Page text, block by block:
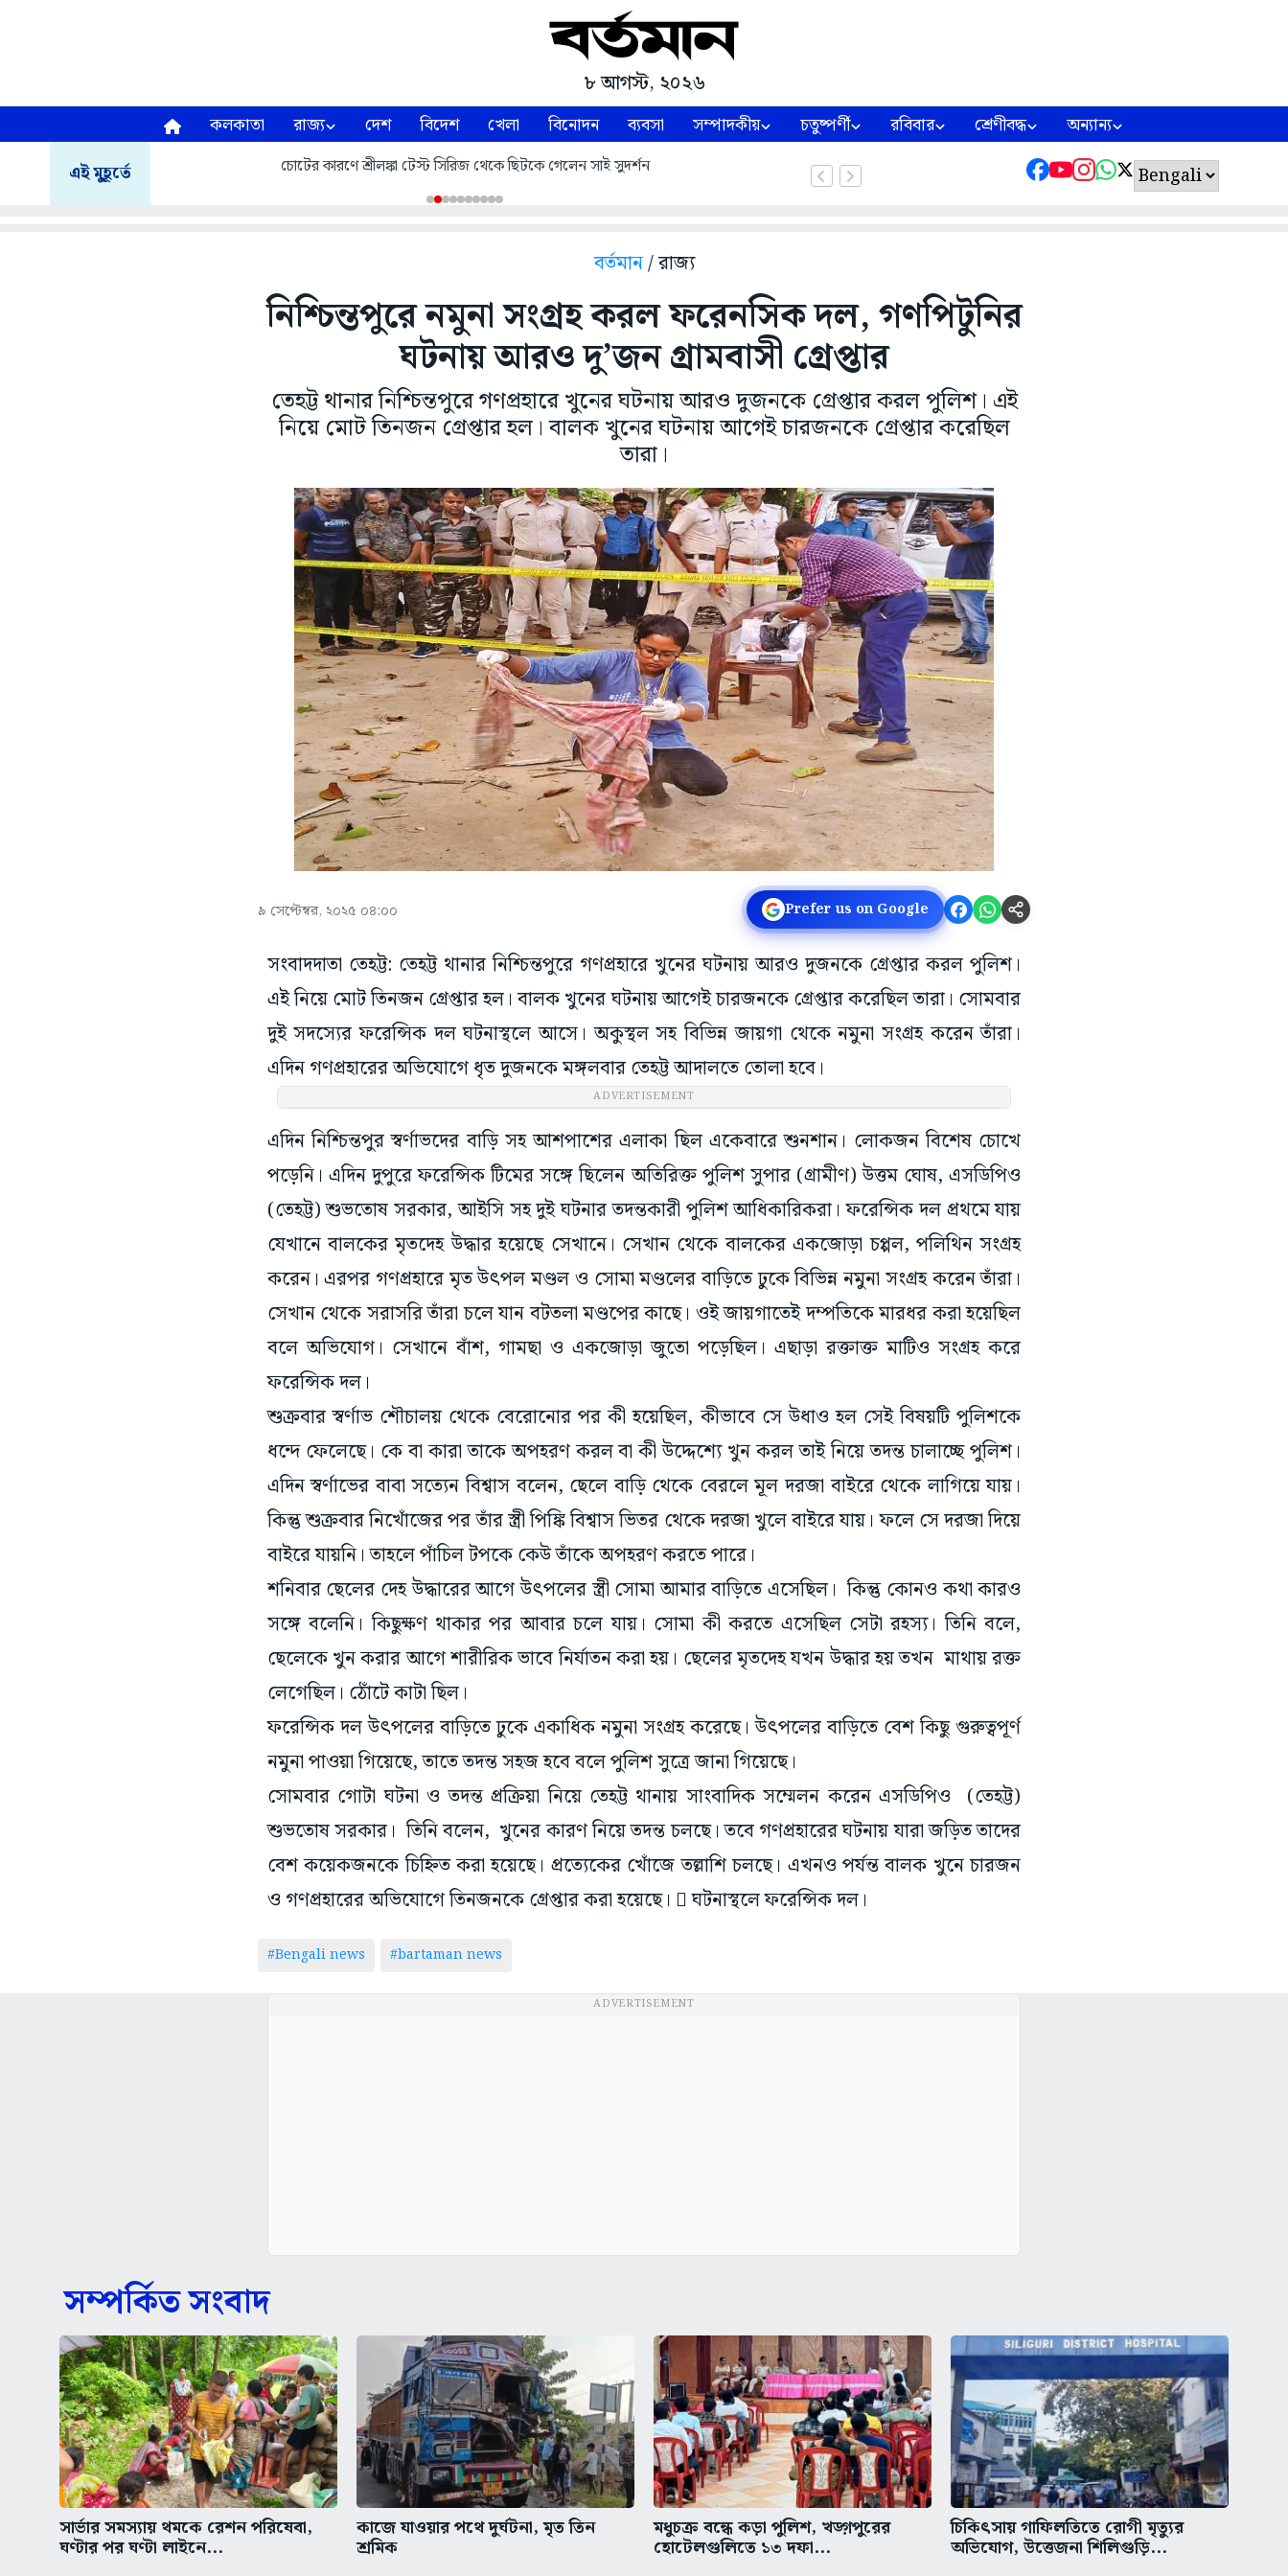
৮ আগস্ট, ২০২৬
কলকাতা রাজ্য দেশ বিদেশ খেলা বিনোদন ব্যবসা সম্পাদকীয় চতুষ্পর্ণী রবিবার শ্রেণীবদ্ধ অন্যান্য
এই মুহূর্তে চোটের কারণে শ্রীলঙ্কা টেস্ট সিরিজ থেকে ছিটকে গেলেন সাই সুদর্শন
বর্তমান/ রাজ্য
নিশ্চিন্তপুরে নমুনা সংগ্রহ করল ফরেনসিক দল, গণপিটুনির
ঘটনায় আরও দু’জন গ্রামবাসী গ্রেপ্তার
তেহট্ট থানার নিশ্চিন্তপুরে গণপ্রহারে খুনের ঘটনায় আরও দুজনকে গ্রেপ্তার করল পুলিশ। এই
নিয়ে মোট তিনজন গ্রেপ্তার হল। বালক খুনের ঘটনায় আগেই চারজনকে গ্রেপ্তার করেছিল
তারা।
৯ সেপ্টেম্বর, ২০২৫ ০৪:০০ Prefer us on Google
সংবাদদাতা তেহট্ট: তেহট্ট থানার নিশ্চিন্তপুরে গণপ্রহারে খুনের ঘটনায় আরও দুজনকে গ্রেপ্তার করল পুলিশ।
এই নিয়ে মোট তিনজন গ্রেপ্তার হল। বালক খুনের ঘটনায় আগেই চারজনকে গ্রেপ্তার করেছিল তারা। সোমবার
দুই সদস্যের ফরেন্সিক দল ঘটনাস্থলে আসে। অকুস্থল সহ বিভিন্ন জায়গা থেকে নমুনা সংগ্রহ করেন তাঁরা।
এদিন গণপ্রহারের অভিযোগে ধৃত দুজনকে মঙ্গলবার তেহট্ট আদালতে তোলা হবে।
এদিন নিশ্চিন্তপুর স্বর্ণাভদের বাড়ি সহ আশপাশের এলাকা ছিল একেবারে শুনশান। লোকজন বিশেষ চোখে
পড়েনি। এদিন দুপুরে ফরেন্সিক টিমের সঙ্গে ছিলেন অতিরিক্ত পুলিশ সুপার (গ্রামীণ) উত্তম ঘোষ, এসডিপিও
(তেহট্ট) শুভতোষ সরকার, আইসি সহ দুই ঘটনার তদন্তকারী পুলিশ আধিকারিকরা। ফরেন্সিক দল প্রথমে যায়
যেখানে বালকের মৃতদেহ উদ্ধার হয়েছে সেখানে। সেখান থেকে বালকের একজোড়া চপ্পল, পলিথিন সংগ্রহ
করেন। এরপর গণপ্রহারে মৃত উৎপল মণ্ডল ও সোমা মণ্ডলের বাড়িতে ঢুকে বিভিন্ন নমুনা সংগ্রহ করেন তাঁরা।
সেখান থেকে সরাসরি তাঁরা চলে যান বটতলা মণ্ডপের কাছে। ওই জায়গাতেই দম্পতিকে মারধর করা হয়েছিল
বলে অভিযোগ। সেখানে বাঁশ, গামছা ও একজোড়া জুতো পড়েছিল। এছাড়া রক্তাক্ত মাটিও সংগ্রহ করে
ফরেন্সিক দল।
শুক্রবার স্বর্ণাভ শৌচালয় থেকে বেরোনোর পর কী হয়েছিল, কীভাবে সে উধাও হল সেই বিষয়টি পুলিশকে
ধন্দে ফেলেছে। কে বা কারা তাকে অপহরণ করল বা কী উদ্দেশ্যে খুন করল তাই নিয়ে তদন্ত চালাচ্ছে পুলিশ।
এদিন স্বর্ণাভের বাবা সত্যেন বিশ্বাস বলেন, ছেলে বাড়ি থেকে বেরলে মূল দরজা বাইরে থেকে লাগিয়ে যায়।
কিন্তু শুক্রবার নিখোঁজের পর তাঁর স্ত্রী পিঙ্কি বিশ্বাস ভিতর থেকে দরজা খুলে বাইরে যায়। ফলে সে দরজা দিয়ে
বাইরে যায়নি। তাহলে পাঁচিল টপকে কেউ তাঁকে অপহরণ করতে পারে।
শনিবার ছেলের দেহ উদ্ধারের আগে উৎপলের স্ত্রী সোমা আমার বাড়িতে এসেছিল। কিন্তু কোনও কথা কারও
সঙ্গে বলেনি। কিছুক্ষণ থাকার পর আবার চলে যায়। সোমা কী করতে এসেছিল সেটা রহস্য। তিনি বলে,
ছেলেকে খুন করার আগে শারীরিক ভাবে নির্যাতন করা হয়। ছেলের মৃতদেহ যখন উদ্ধার হয় তখন মাথায় রক্ত
লেগেছিল। ঠোঁটে কাটা ছিল।
ফরেন্সিক দল উৎপলের বাড়িতে ঢুকে একাধিক নমুনা সংগ্রহ করেছে। উৎপলের বাড়িতে বেশ কিছু গুরুত্বপূর্ণ
নমুনা পাওয়া গিয়েছে, তাতে তদন্ত সহজ হবে বলে পুলিশ সুত্রে জানা গিয়েছে।
সোমবার গোটা ঘটনা ও তদন্ত প্রক্রিয়া নিয়ে তেহট্ট থানায় সাংবাদিক সম্মেলন করেন এসডিপিও (তেহট্ট)
শুভতোষ সরকার। তিনি বলেন, খুনের কারণ নিয়ে তদন্ত চলছে। তবে গণপ্রহারের ঘটনায় যারা জড়িত তাদের
বেশ কয়েকজনকে চিহ্নিত করা হয়েছে। প্রত্যেকের খোঁজে তল্লাশি চলছে। এখনও পর্যন্ত বালক খুনে চারজন
ও গণপ্রহারের অভিযোগে তিনজনকে গ্রেপ্তার করা হয়েছে।  ঘটনাস্থলে ফরেন্সিক দল।
সার্ভার সমস্যায় থমকে রেশন পরিষেবা,
ঘণ্টার পর ঘণ্টা লাইনে...
কাজে যাওয়ার পথে দুর্ঘটনা, মৃত তিন
শ্রমিক
মধুচক্র বন্ধে কড়া পুলিশ, খড়্গপুরের
হোটেলগুলিতে ১৩ দফা...
চিকিৎসায় গাফিলতিতে রোগী মৃত্যুর
অভিযোগ, উত্তেজনা শিলিগুড়ি...